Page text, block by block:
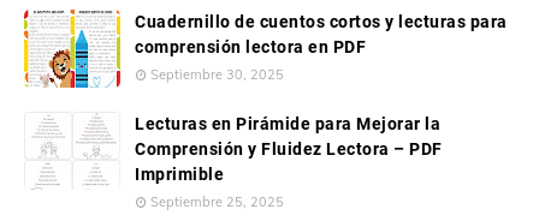
Cuadernillo de cuentos cortos y lecturas para
comprensión lectora en PDF
Septiembre 30, 2025
Lecturas en Pirámide para Mejorar la
Comprensión y Fluidez Lectora – PDF
Imprimible
Septiembre 25, 2025